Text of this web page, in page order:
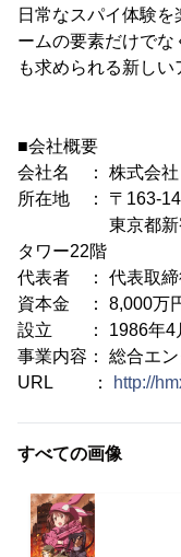
日常なスパイ体験
ームの要素だけでな
も求められる新しい
■会社概要
会社名 ： 株式会社
所在地 ： 〒163-
東京都新宿区
タワー22階
代表者 ： 代表取
資本金 ： 8,000万
設立 ： 1986年4
事業内容： 総合エ
URL ：
http://
すべての画像